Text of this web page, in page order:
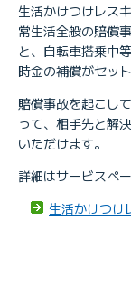
生活かけつけレス
常生活全般の賠償
と、自転車搭乗中
時金の補償がセッ
賠償事故を起こし
って、相手先と解
いただけます。
詳細はサービスペ
生活かけつけ